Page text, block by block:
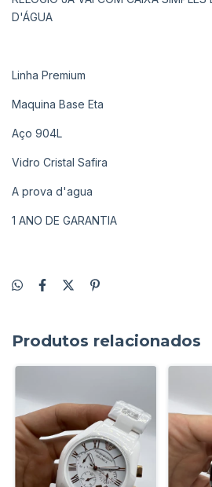
D'ÁGUA
Linha Premium
Maquina Base Eta
Aço 904L
Vidro Cristal Safira
A prova d'agua
1 ANO DE GARANTIA
Produtos relacionados